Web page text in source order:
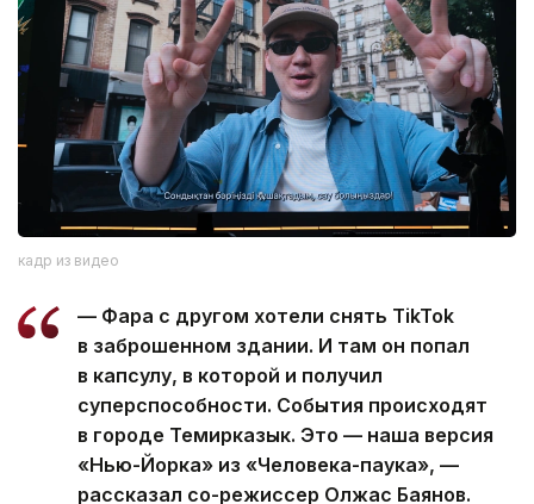
кадр из видео
— Фара с другом хотели снять TikTok
в заброшенном здании. И там он попал
в капсулу, в которой и получил
суперспособности. События происходят
в городе Темирказык. Это — наша версия
«Нью-Йорка» из «Человека-паука», —
рассказал со-режиссер Олжас Баянов.